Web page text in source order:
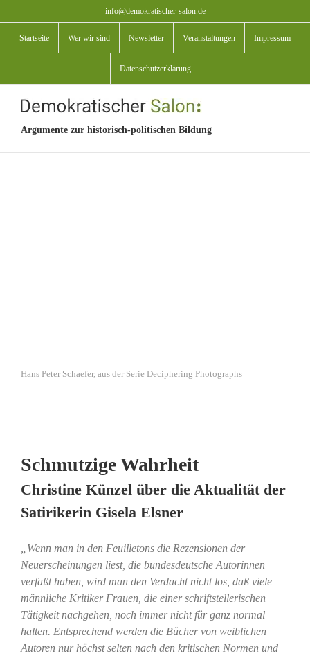
Inhalt
springen
info@demokratischer-salon.de
Startseite Wer wir sind Newsletter Veranstaltungen Impressum
Datenschutzerklärung
Argumente zur historisch-politischen Bildung
Hans Peter Schaefer, aus der Serie Deciphering Photographs
Schmutzige Wahrheit
Christine Künzel über die Aktualität der
Satirikerin Gisela Elsner
„Wenn man in den Feuilletons die Rezensionen der
Neuerscheinungen liest, die bundesdeutsche Autorinnen
verfaßt haben, wird man den Verdacht nicht los, daß viele
männliche Kritiker Frauen, die einer schriftstellerischen
Tätigkeit nachgehen, noch immer nicht für ganz normal
halten. Entsprechend werden die Bücher von weiblichen
Autoren nur höchst selten nach den kritischen Normen und